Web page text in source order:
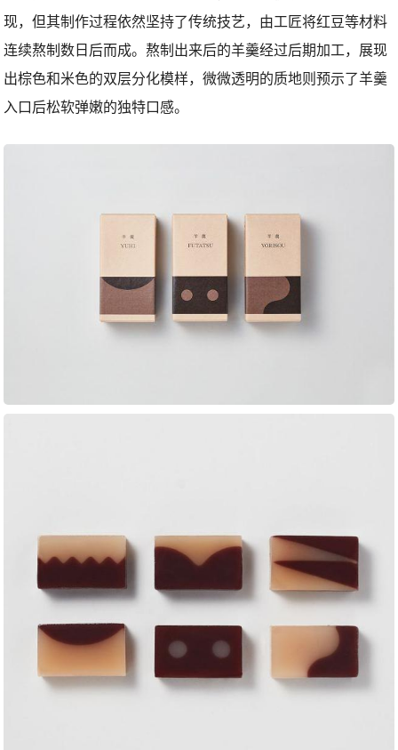
现，但其制作过程依然坚持了传统技艺，由工匠将红豆等材料
连续熬制数日后而成。熬制出来后的羊羹经过后期加工，展现
出棕色和米色的双层分化模样，微微透明的质地则预示了羊羹
入口后松软弹嫩的独特口感。